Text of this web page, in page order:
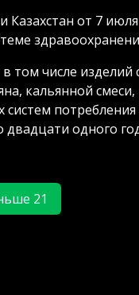
тг
2 дом 3: нет в
3 дом 7: нет в
ГРЭС: нет в наличии
Казахстан от 7
том числе изделий
кальянной смеси,
систем потребления
двадцати одного
21